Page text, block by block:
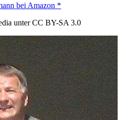
bei Amazon *
unter CC BY-SA 3.0